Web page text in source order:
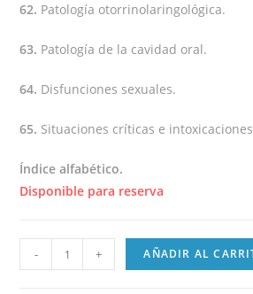
62. Patología otorrinolaringológica.
63. Patología de la cavidad oral.
64. Disfunciones sexuales.
65. Situaciones críticas e
Índice alfabético.
Disponible para reserva
- + AÑADIR AL